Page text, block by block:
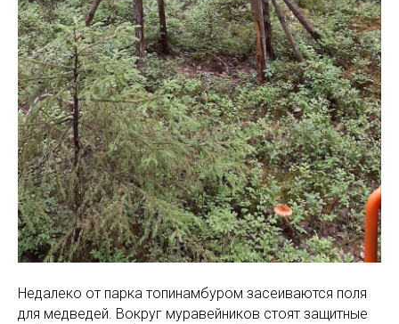
Недалеко от парка топинамбуром засеиваются поля
для медведей. Вокруг муравейников стоят защитные